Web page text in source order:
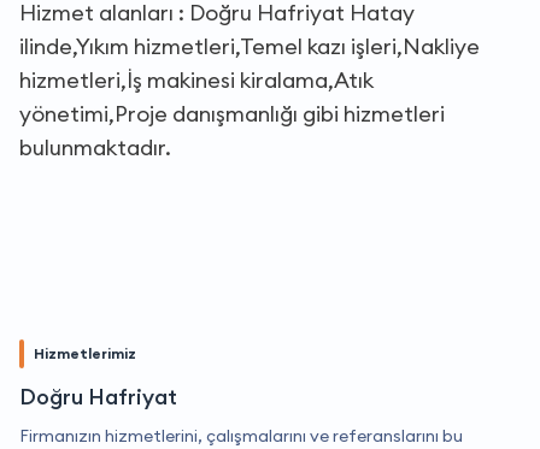
Hizmet alanları : Doğru Hafriyat Hatay
ilinde,Yıkım hizmetleri,Temel kazı işleri,Nakliye
hizmetleri,İş makinesi kiralama,Atık
yönetimi,Proje danışmanlığı gibi hizmetleri
bulunmaktadır.
Hizmetlerimiz
Doğru Hafriyat
Firmanızın hizmetlerini, çalışmalarını ve referanslarını bu